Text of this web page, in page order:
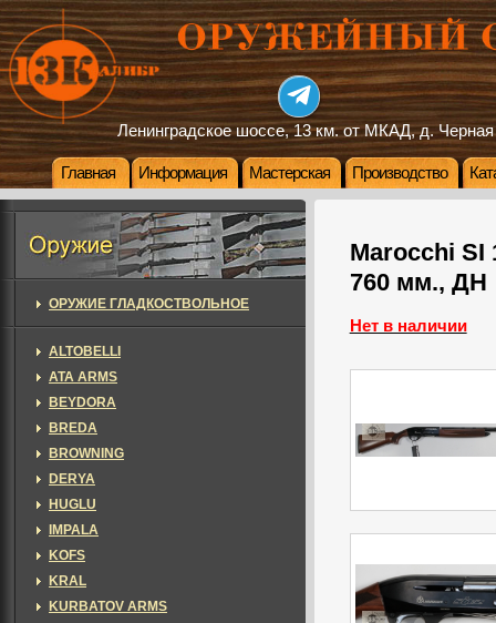
Ленинградское шоссе, 13 км. от МКАД, д. Черная
Главная Информация Мастерская Производство
Marocchi SI
760 мм., ДН
Нет в наличии
ОРУЖИЕ ГЛАДКОСТВОЛЬНОЕ
ALTOBELLI
ATA ARMS
BEYDORA
BREDA
BROWNING
DERYA
HUGLU
IMPALA
KOFS
KRAL
KURBATOV ARMS